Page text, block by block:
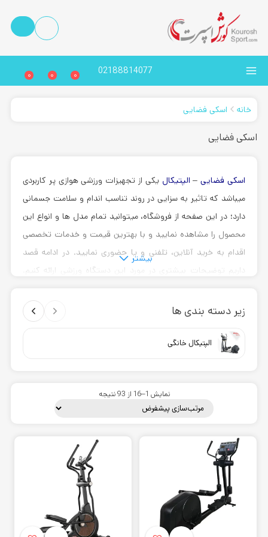
02188814077
0
0
0
خانه اسکی فضایی
اسکی فضایی
اسکی فضایی– الپتیکال یکی از تجهیزات ورزشی هوازی پر کاربردی
میباشد که تاثیر به سزایی در روند تناسب اندام و سلامت جسمانی
دارد؛ در این صفحه از فروشگاه، میتوانید تمام مدل ها و انواع این
محصول را مشاهده نمایید و با بهترین قیمت و خدمات تخصصی
اقدام به خرید آنلاین، تلفنی و یا حضوری نمایید. در ادامه قصد
داریم توضیحات بیشتری در مورد این دستگاه ورزشی ارائه کنیم.
استفاده و اهداف تمرینی که دنبال میکنند برای شما آماده کرده ایم.
الپتیکال
الپتیکالکه با نام
هم شناخته میشود، یک دستگاه
ورزشی است که برخی آن را تلفیقی از پیاده روی، دوچرخه سواری و
اسکی میدانند. در واقعیت
با استفاده از محور حرکتی
خلاقانه ای که دارد، میتواند تمرینی پر بازده و امن برای شما فراهم
بیشتر
زیر دسته بندی ها
الپتیکال خانگی
نمایش 1–16 از 93 نتیجه